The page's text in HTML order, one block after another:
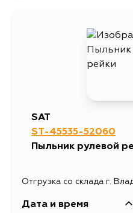
SAT
ST-45535-52060
Пыльник рулевой
Отгрузка со склада г.
Дата и время